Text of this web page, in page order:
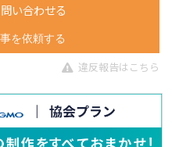
い合わせる
を依頼する
違反報告はこちら